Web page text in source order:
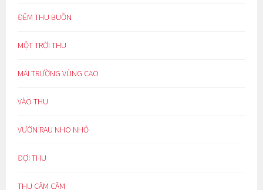
ĐÊM THU BUỒN
MỘT TRỜI THU
MÁI TRƯỜNG VÙNG CAO
VÀO THU
VƯỜN RAU NHO NHỎ
ĐỢI THU
THU CĂM CĂM